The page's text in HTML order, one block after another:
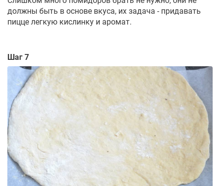
должны быть в основе вкуса, их задача - придавать
пицце легкую кислинку и аромат.
Шаг 7